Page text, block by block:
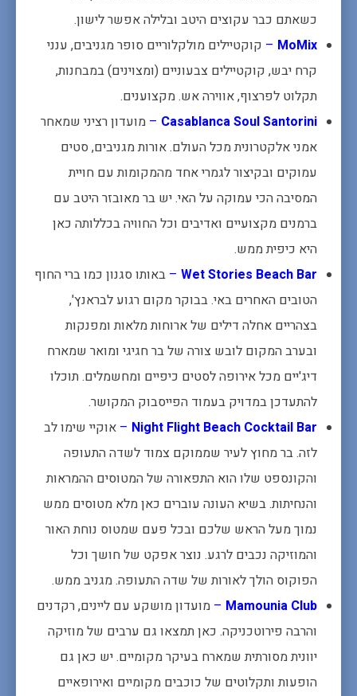
כשאתם כבר עקוצים היטב ובלילה אפשר לישון.
MoMix
– קוקטיילים מולקלוריים סופר מגניבים, ענני
קרח יבש, קוקטיילים צבעוניים (ומצוינים) במבחנות,
תקלוט לפרצוף, אווירה אש. מקצוענים.
Casablanca Soul Santorini
– מועדון רציני שמאחר
אמני אלקטרונית מכל העולם. אורות מגניבים, סטים
עמוקים ובקיצור לגמרי אחד מהמקומות עם חויית
המסיבה הכי עמוקה על האי. יש בר מאובזר היטב עם
ברמנים מקצועיים ואדיבים וכל החוויה בכללותה כאן
היא כיפית ממש.
Wet Stories Beach Bar
– באותו סגנון כמו ברי החוף
הטובים האחרים באי. בבוקר מקום רגוע לבראנץ',
בצהריים אחלה דילים של ארוחות מלאות ומפנקות
ובערב המקום לובש צורה של בר חגיגי ומואר שמארח
דיג'יים מכל אירופה לסטים כיפיים ומחשמלים. תוכלו
להתעדכן במדויק בעמוד הפייסבוק המקושר.
Night Flight Beach Cocktail Bar
– אוקיי שימו לב
לזה. בר מחוץ לעיר שממוקם צמוד לשדה התעופה
והקונספט שלו הוא התפאורה של המטוסים ההמראות
והנחיתות. בשיא העונה עוברים כאן מלא מטוסים ממש
נמוך מעל הראש שלכם ובכל פעם שמטוס נוחת האור
והמוזיקה נכבים לרגע. נוצר אפקט של חושך וכל
הפוקוס הולך לאורות של שדה התעופה. מגניב ממש.
Mamounia Club
– מועדון מושקע עם ליינים, רקדנים
והרבה פירוטכניקה. כאן תמצאו גם ערבים של מוזיקה
יוונית מסורתית שמארח בעיקר מקומיים. יש כאן גם
הופעות ותקלוטים של כוכבים מקומיים ואירופאיים